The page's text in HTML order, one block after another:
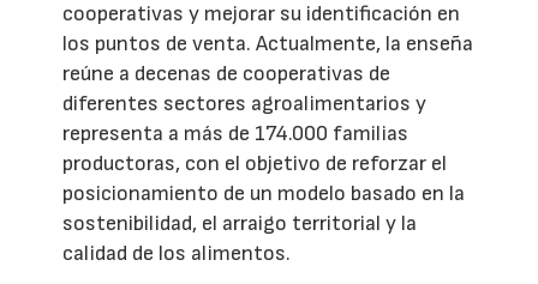
cooperativas y mejorar su identificación en
los puntos de venta. Actualmente, la enseña
reúne a decenas de cooperativas de
diferentes sectores agroalimentarios y
representa a más de 174.000 familias
productoras, con el objetivo de reforzar el
posicionamiento de un modelo basado en la
sostenibilidad, el arraigo territorial y la
calidad de los alimentos.